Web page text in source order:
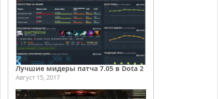
Лучшие мидеры патча 7.05 в Dota 2
Август 15, 2017